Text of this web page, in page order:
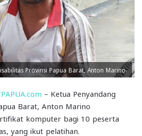
Provinsi Papua Barat, Anton Marino.
– Ketua Penyandang
Barat, Anton Marino
komputer bagi 10 peserta
yang ikut pelatihan.